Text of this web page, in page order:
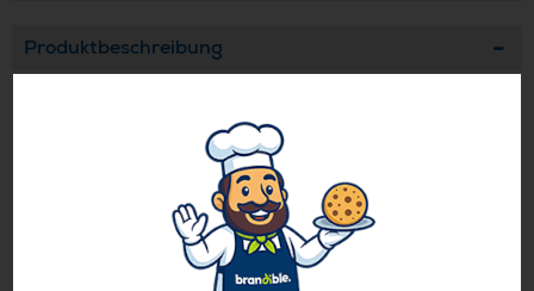
Produktbeschreibung
Anforderungen von EN17353.
Geprüft von Ewa
Nur Produkte, die unserenQualitätscheck
schaffen es in den Shop.Mehr erfahren